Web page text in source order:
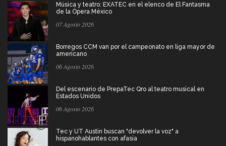
Música y teatro: EXATEC en el elenco de El Fantasma
de la Ópera México
07 Agosto 2026
Borregos CCM van por el campeonato en liga mayor de
americano
06 Agosto 2026
Del escenario de PrepaTec Qro al teatro musical en
Estados Unidos
06 Agosto 2026
Tec y UT Austin buscan "devolver la voz" a
hispanohablantes con afasia